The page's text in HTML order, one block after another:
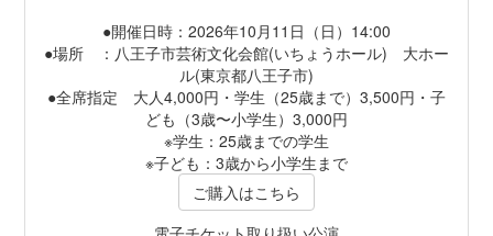
●開催日時：2026年10月11日（日）14:00
●場所 ：八王子市芸術文化会館(いちょうホール) 大ホー
ル(東京都八王子市)
●全席指定 大人4,000円・学生（25歳まで）3,500円・子
ども（3歳〜小学生）3,000円
※学生：25歳までの学生
※子ども：3歳から小学生まで
ご購入はこちら